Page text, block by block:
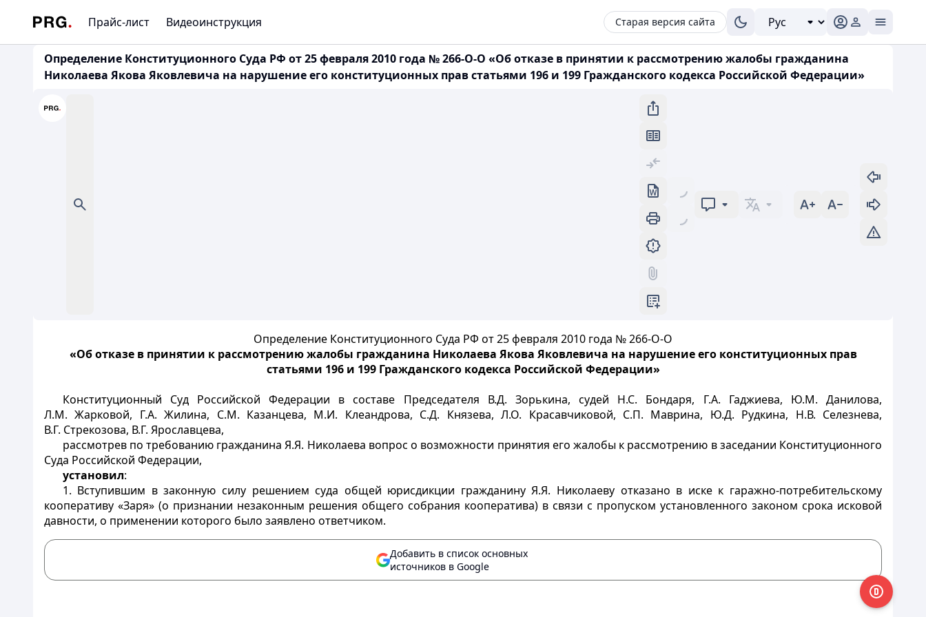
Прайс-лист Видеоинструкция Старая версия сайта
Определение Конституционного Суда РФ от 25 февраля 2010 года № 266-О-О «Об отказе в принятии к рассмотрению жалобы гражданина
Николаева Якова Яковлевича на нарушение его конституционных прав статьями 196 и 199 Гражданского кодекса Российской Федерации»
Определение Конституционного Суда РФ от 25 февраля 2010 года № 266-О-О
«Об отказе в принятии к рассмотрению жалобы гражданина Николаева Якова Яковлевича на нарушение его конституционных прав
статьями 196 и 199 Гражданского кодекса Российской Федерации»
Конституционный Суд Российской Федерации в составе Председателя В.Д. Зорькина, судей Н.С. Бондаря, Г.А. Гаджиева, Ю.М. Данилова,
Л.М. Жарковой, Г.А. Жилина, С.М. Казанцева, М.И. Клеандрова, С.Д. Князева, Л.О. Красавчиковой, С.П. Маврина, Ю.Д. Рудкина, Н.В. Селезнева,
В.Г. Стрекозова, В.Г. Ярославцева,
рассмотрев по требованию гражданина Я.Я. Николаева вопрос о возможности принятия его жалобы к рассмотрению в заседании Конституционного
Суда Российской Федерации,
установил:
1. Вступившим в законную силу решением суда общей юрисдикции гражданину Я.Я. Николаеву отказано в иске к гаражно-потребительскому
кооперативу «Заря» (о признании незаконным решения общего собрания кооператива) в связи с пропуском установленного законом срока исковой
давности, о применении которого было заявлено ответчиком.
Добавить в список основных
источников в Google